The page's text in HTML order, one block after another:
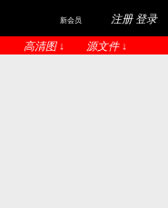
新会员 注册 登录
高清图 ↓ 源文件 ↓